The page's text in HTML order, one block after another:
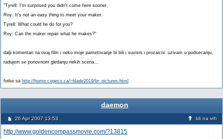
"Tyrell: I'm surprised you didn't come here sooner.
Roy: It's not an easy thing to meet your maker.
Tyrell: What could he do for you?
Roy: Can the maker repair what he makes?"
dalji komentari na ovaj film i neko moje pametovanje bi bili i suvisni i prozaicni. uzivam u podsecanju,
radujem se ponovnom gledanju nekih scena...
fotke sa http://home.cogeco.ca/~blade2019/br_pictures.html
daemon
26 Apr 2007 13:53 Idi na vrh
http://www.goldencompassmovie.com/?13815